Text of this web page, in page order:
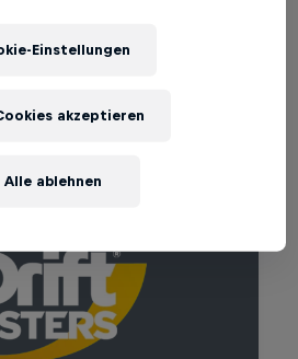
Einstellungen
Alle ablehnen
akzeptieren